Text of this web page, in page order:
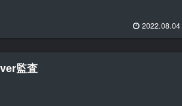
2022.08.04
監査